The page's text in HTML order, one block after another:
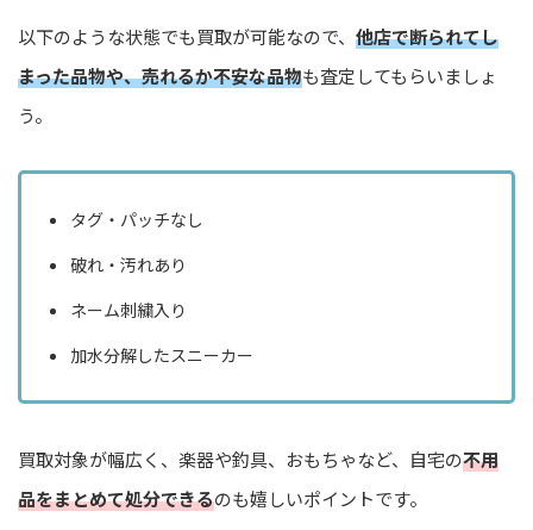
以下のような状態でも買取が可能なので、 他店で断られてし
まった品物や、売れるか不安な品物も査定してもらいましょ
う。
タグ・パッチなし
破れ・汚れあり
ネーム刺繍入り
加水分解したスニーカー
買取対象が幅広く、楽器や釣具、おもちゃなど、自宅の不用
品をまとめて処分できるのも嬉しいポイントです。